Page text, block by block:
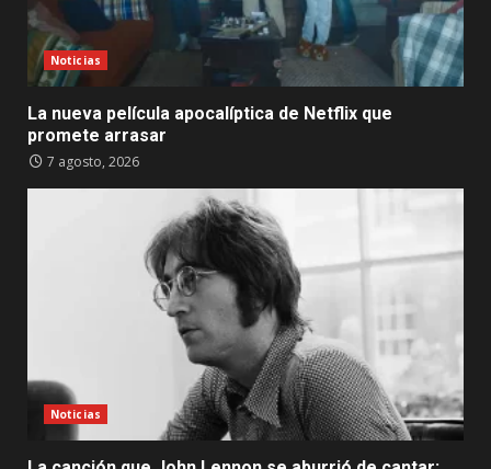
Noticias
La nueva película apocalíptica de Netflix que
promete arrasar
7 agosto, 2026
Noticias